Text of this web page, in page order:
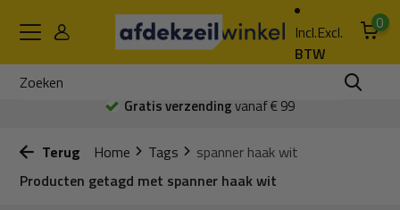
Incl.Excl.
BTW
0
Gratis verzendingvanaf € 99
Terug Home Tags
spanner haak wit
Producten getagd met spanner haak wit